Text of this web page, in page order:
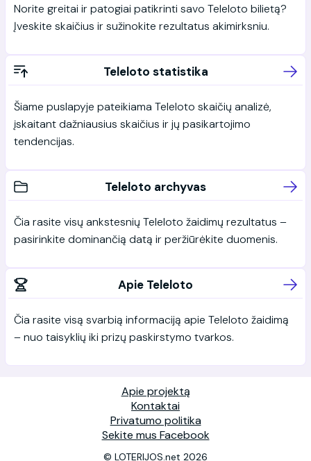
Norite greitai ir patogiai patikrinti savo Teleloto bilietą?
Įveskite skaičius ir sužinokite rezultatus akimirksniu.
Teleloto statistika
Šiame puslapyje pateikiama Teleloto skaičių analizė,
įskaitant dažniausius skaičius ir jų pasikartojimo
tendencijas.
Teleloto archyvas
Čia rasite visų ankstesnių Teleloto žaidimų rezultatus –
pasirinkite dominančią datą ir peržiūrėkite duomenis.
Apie Teleloto
Čia rasite visą svarbią informaciją apie Teleloto žaidimą
– nuo taisyklių iki prizų paskirstymo tvarkos.
Apie projektą
Kontaktai
Privatumo politika
Sekite mus Facebook
© LOTERIJOS.net 2026